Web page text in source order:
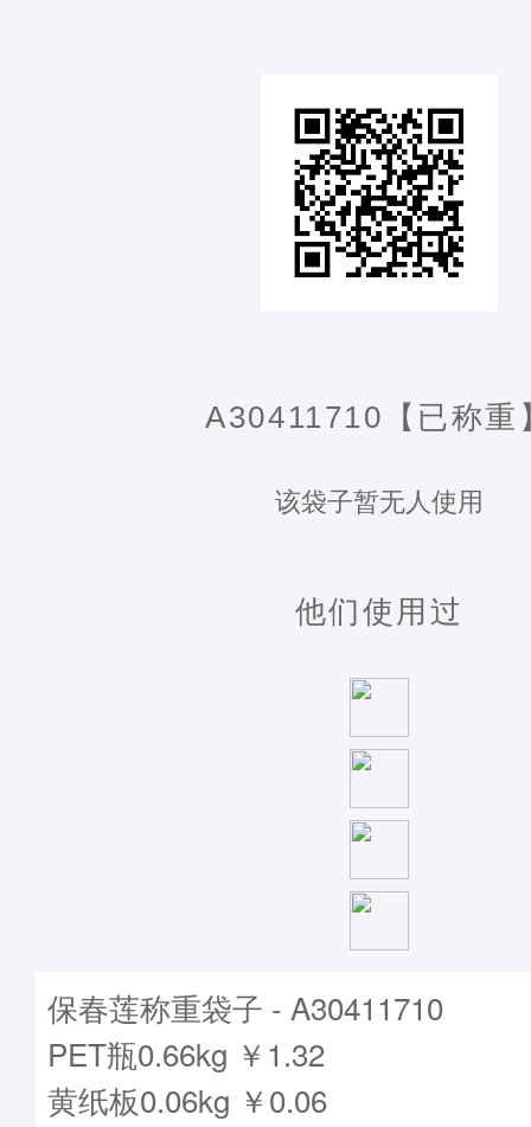
A30411710【已称重
该袋子暂无人使用
他们使用过
保春莲称重袋子 - A30411710
PET瓶0.66kg ￥1.32
黄纸板0.06kg ￥0.06